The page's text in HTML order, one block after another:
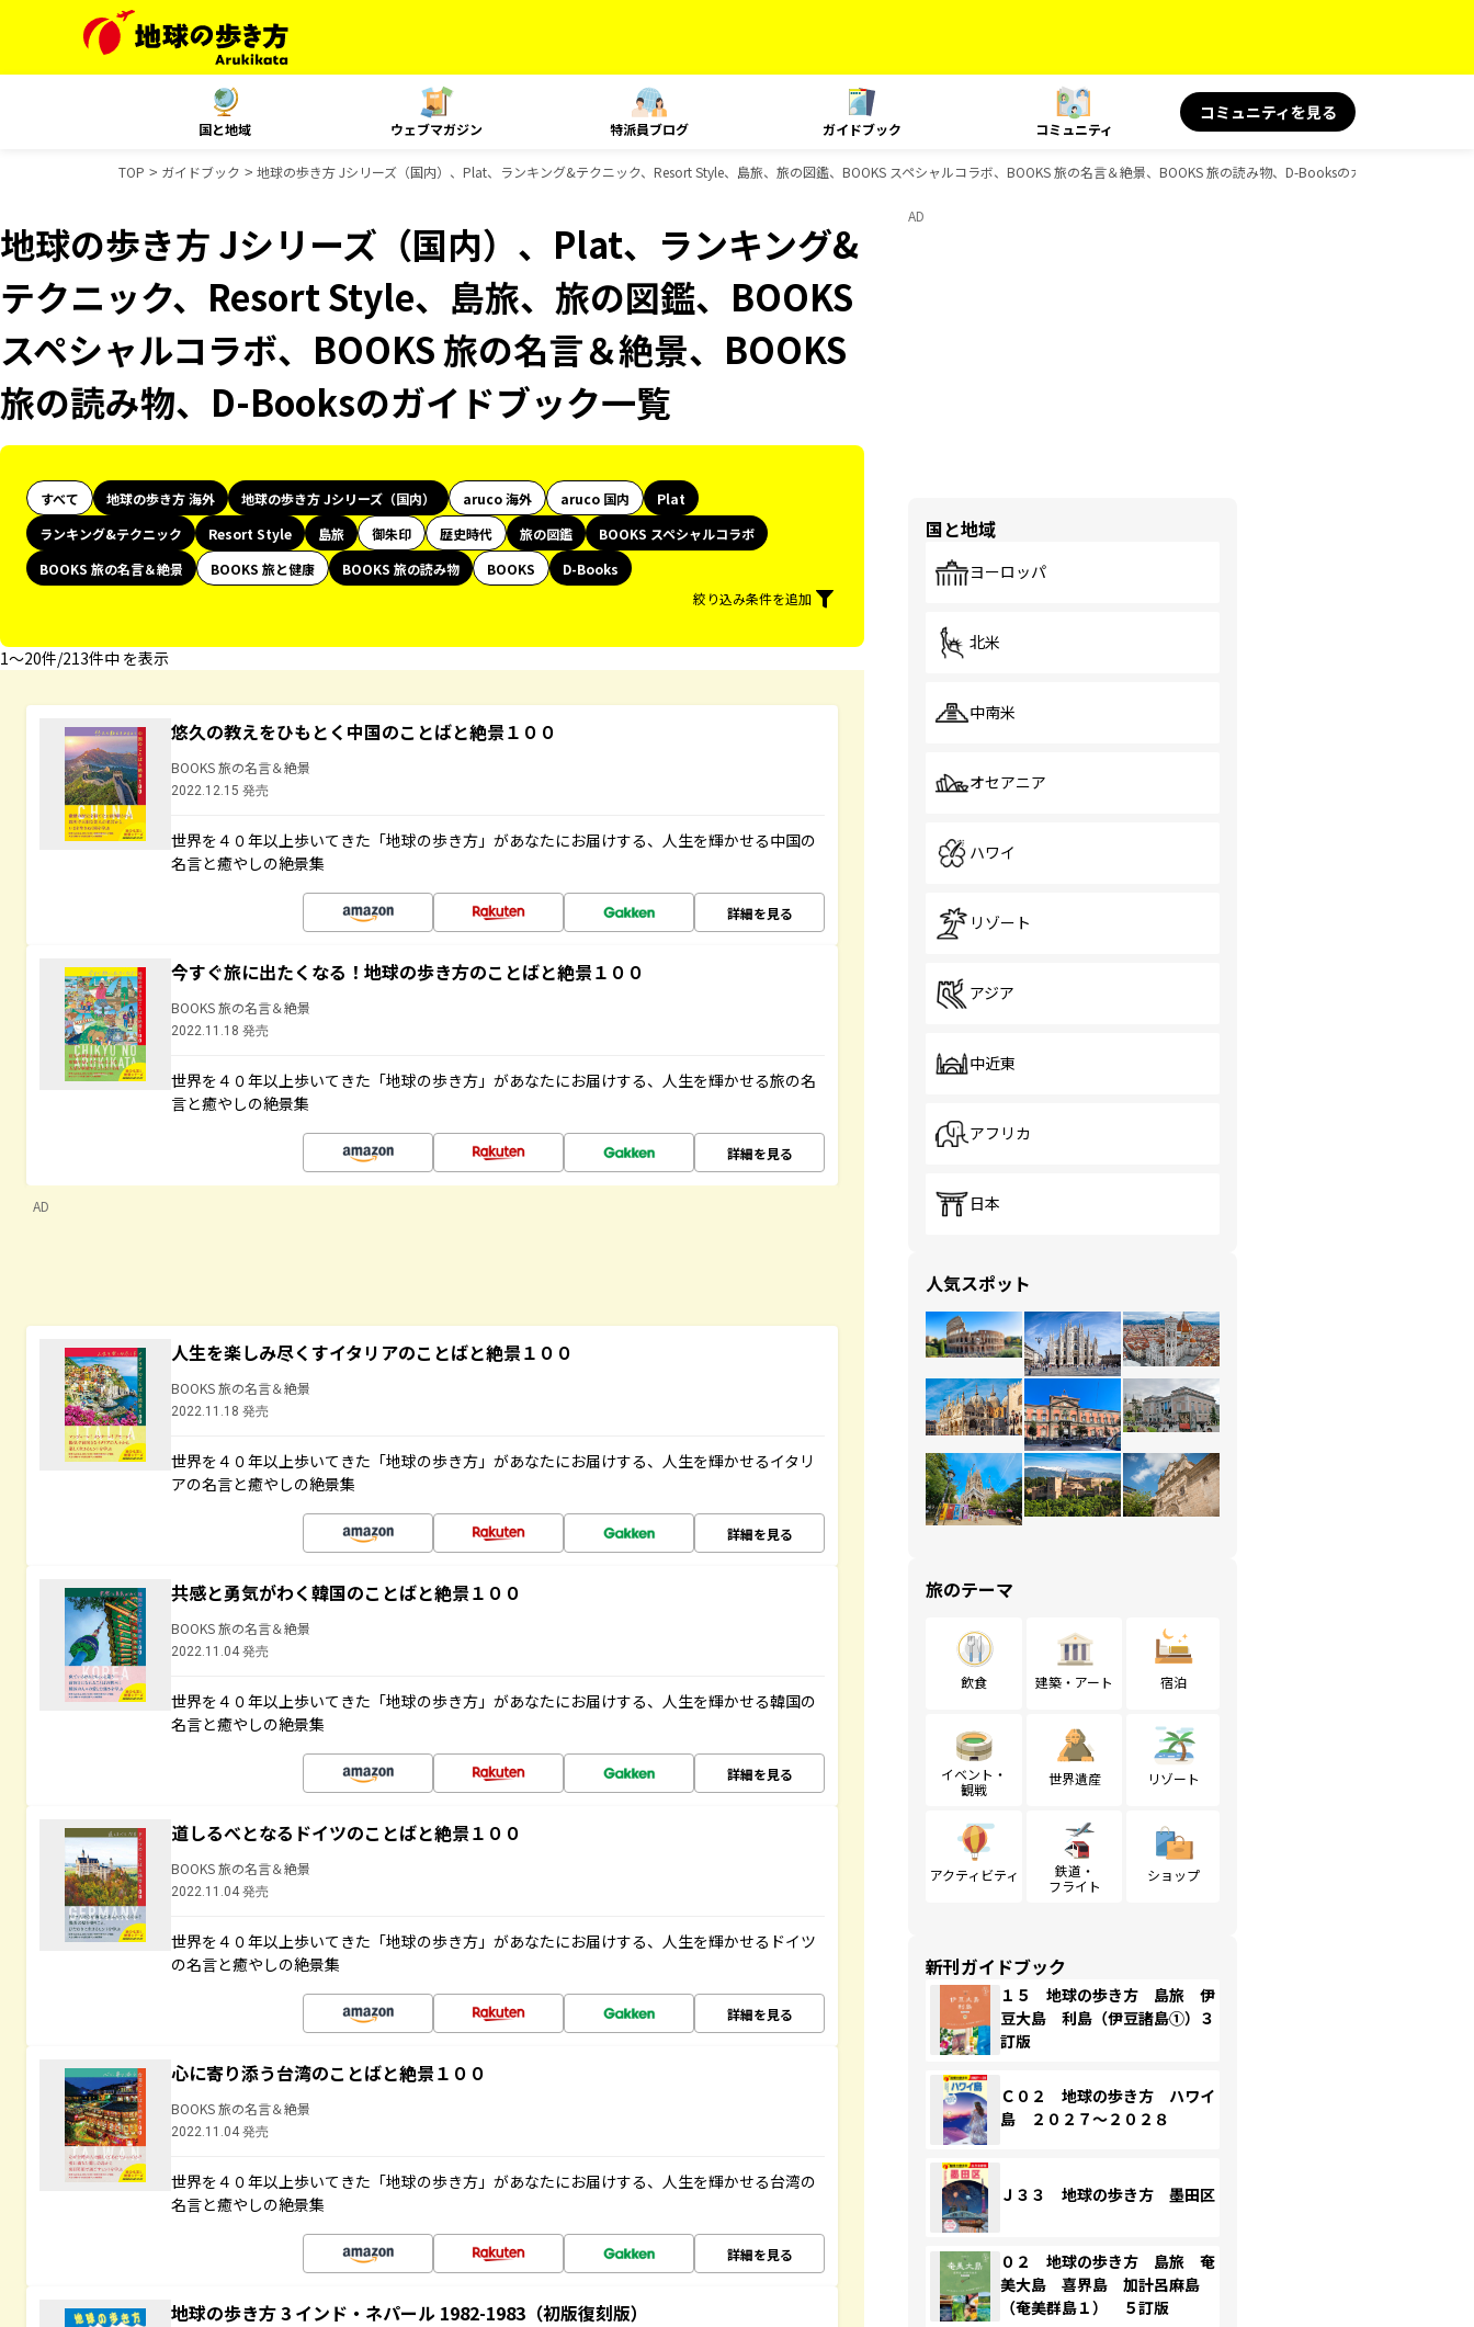
国と地域 ウェブマガジン 特派員ブログ ガイドブック コミュニティ
コミュニティを見る
TOP ガイドブック 地球の歩き方 Jシリーズ（国内）、Plat、ランキング&テクニック、Resort Style、島旅、旅の図鑑、BOOKS スペシャルコラボ、BOOKS 旅の名言＆絶景、BOOKS 旅の読み物、D-Booksのガイドブック一覧
地球の歩き方 Jシリーズ（国内）、Plat、ランキング&
テクニック、Resort Style、島旅、旅の図鑑、BOOKS
スペシャルコラボ、BOOKS 旅の名言＆絶景、BOOKS
旅の読み物、D-Booksのガイドブック一覧
すべて 地球の歩き方 海外 地球の歩き方 Jシリーズ（国内） aruco 海外 aruco 国内
Plat
ランキング&テクニック
Resort Style 島旅 御朱印 歴史時代 旅の図鑑
BOOKS スペシャルコラボ
BOOKS 旅の名言＆絶景
BOOKS 旅と健康 BOOKS 旅の読み物 BOOKS
D-Books
絞り込み条件を追加
1〜20件/213件中 を表示
悠久の教えをひもとく中国のことばと絶景１００
BOOKS 旅の名言＆絶景
2022.12.15 発売
世界を４０年以上歩いてきた「地球の歩き方」があなたにお届けする、人生を輝かせる中国の
名言と癒やしの絶景集
詳細を見る
今すぐ旅に出たくなる！地球の歩き方のことばと絶景１００
BOOKS 旅の名言＆絶景
2022.11.18 発売
世界を４０年以上歩いてきた「地球の歩き方」があなたにお届けする、人生を輝かせる旅の名
言と癒やしの絶景集
詳細を見る
AD
人生を楽しみ尽くすイタリアのことばと絶景１００
BOOKS 旅の名言＆絶景
2022.11.18 発売
世界を４０年以上歩いてきた「地球の歩き方」があなたにお届けする、人生を輝かせるイタリ
アの名言と癒やしの絶景集
詳細を見る
共感と勇気がわく韓国のことばと絶景１００
BOOKS 旅の名言＆絶景
2022.11.04 発売
世界を４０年以上歩いてきた「地球の歩き方」があなたにお届けする、人生を輝かせる韓国の
名言と癒やしの絶景集
詳細を見る
道しるべとなるドイツのことばと絶景１００
BOOKS 旅の名言＆絶景
2022.11.04 発売
世界を４０年以上歩いてきた「地球の歩き方」があなたにお届けする、人生を輝かせるドイツ
の名言と癒やしの絶景集
詳細を見る
心に寄り添う台湾のことばと絶景１００
BOOKS 旅の名言＆絶景
2022.11.04 発売
世界を４０年以上歩いてきた「地球の歩き方」があなたにお届けする、人生を輝かせる台湾の
名言と癒やしの絶景集
詳細を見る
地球の歩き方 3 インド・ネパール 1982-1983（初版復刻版）
AD
国と地域
ヨーロッパ
北米
中南米
オセアニア
ハワイ
リゾート
アジア
中近東
アフリカ
日本
人気スポット
旅のテーマ
飲食 建築・アート 宿泊
イベント・
観戦
世界遺産 リゾート
アクティビティ
鉄道・
フライト
ショップ
新刊ガイドブック
１５ 地球の歩き方 島旅 伊
豆大島 利島（伊豆諸島①）３
訂版
Ｃ０２ 地球の歩き方 ハワイ
島 ２０２７～２０２８
Ｊ３３ 地球の歩き方 墨田区
０２ 地球の歩き方 島旅 奄
美大島 喜界島 加計呂麻島
（奄美群島１） ５訂版